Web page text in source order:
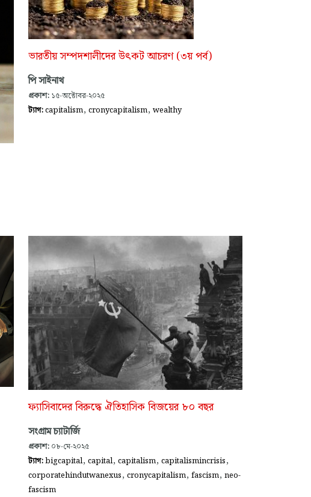
ভারতীয় সম্পদশালীদের উৎকট আচরণ (৩য় পর্ব)
পি সাইনাথ
প্রকাশ: ১৫-অক্টোবর-২০২৫
ট্যাগ:capitalism, cronycapitalism, wealthy
ফ্যাসিবাদের বিরুদ্ধে ঐতিহাসিক বিজয়ের ৮০ বছর
সংগ্রাম চ্যাটার্জি
প্রকাশ: ০৮-মে-২০২৫
ট্যাগ:bigcapital, capital, capitalism, capitalismincrisis,
corporatehindutwanexus, cronycapitalism, fascism, neo-
fascism